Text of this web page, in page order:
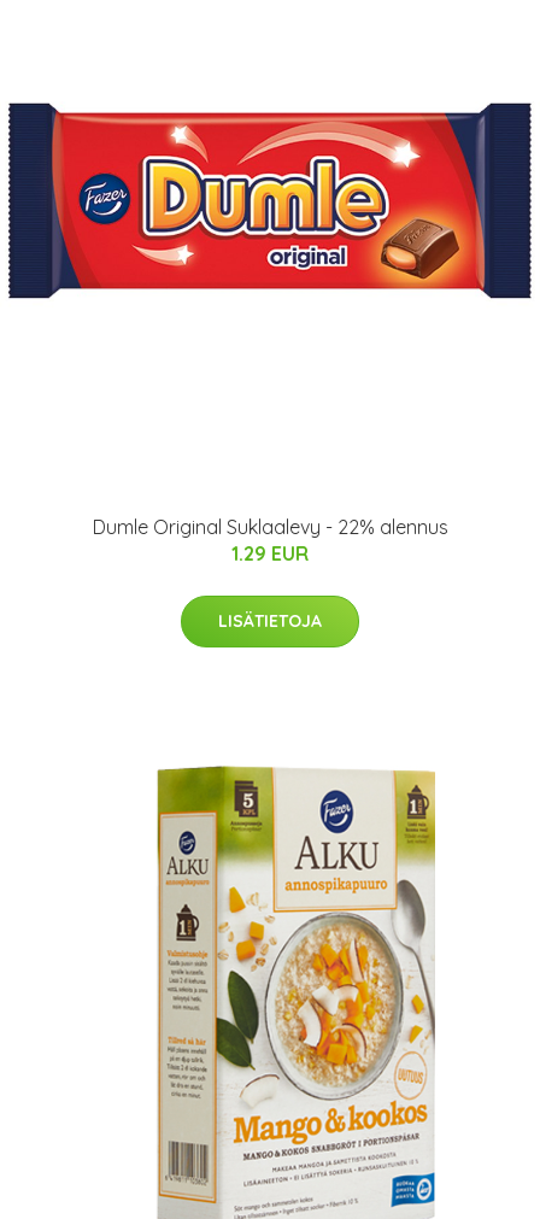
Dumle Original Suklaalevy - 22% alennus
1.29 EUR
LISÄTIETOJA